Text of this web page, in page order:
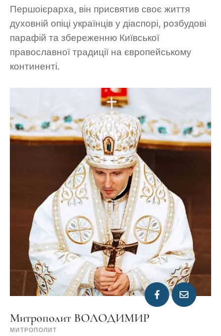
Першоієрарха, він присвятив своє життя
духовній опіці українців у діаспорі, розбудові
парафій та збереженню Київської
православної традиції на європейському
континенті.
Митрополит ВОЛОДИМИР
МИТРОПОЛИТ